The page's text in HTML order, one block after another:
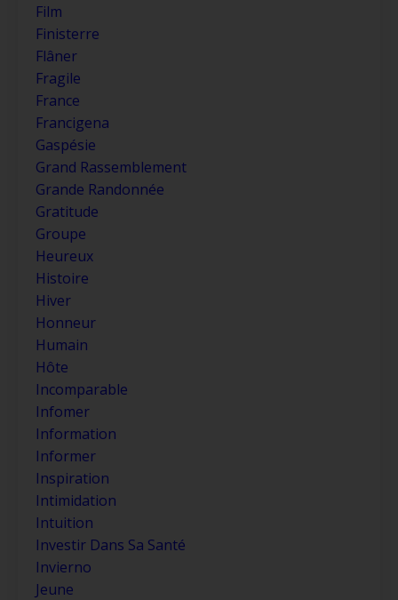
Film
Finisterre
Flâner
Fragile
France
Francigena
Gaspésie
Grand Rassemblement
Grande Randonnée
Gratitude
Groupe
Heureux
Histoire
Hiver
Honneur
Humain
Hôte
Incomparable
Infomer
Information
Informer
Inspiration
Intimidation
Intuition
Investir Dans Sa Santé
Invierno
Jeune